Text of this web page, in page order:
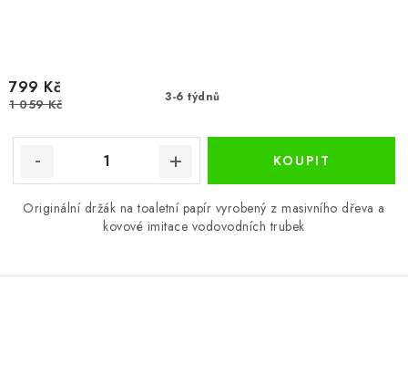
3-6 týdnů
799 Kč
1 059 Kč
Originální držák na toaletní papír vyrobený z masivního dřeva a
kovové imitace vodovodních trubek